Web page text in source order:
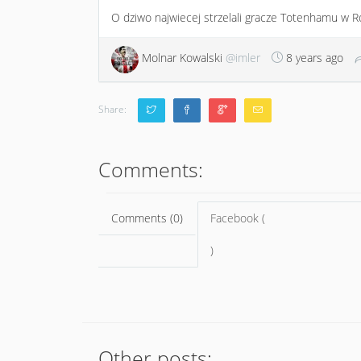
O dziwo najwiecej strzelali gracze Totenhamu w
Molnar Kowalski @imler 8 years ago
Share:
Comments:
Comments (0) Facebook (
)